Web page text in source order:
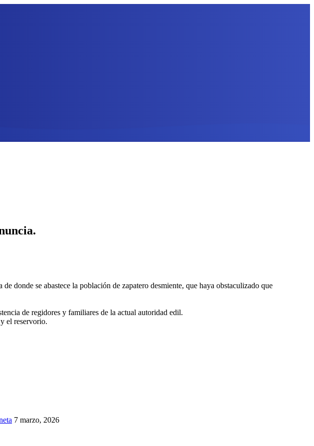
donde se abastece la población de zapatero desmiente, que haya obstaculizado que
de regidores y familiares de la actual autoridad edil.
el reservorio.
7 marzo, 2026